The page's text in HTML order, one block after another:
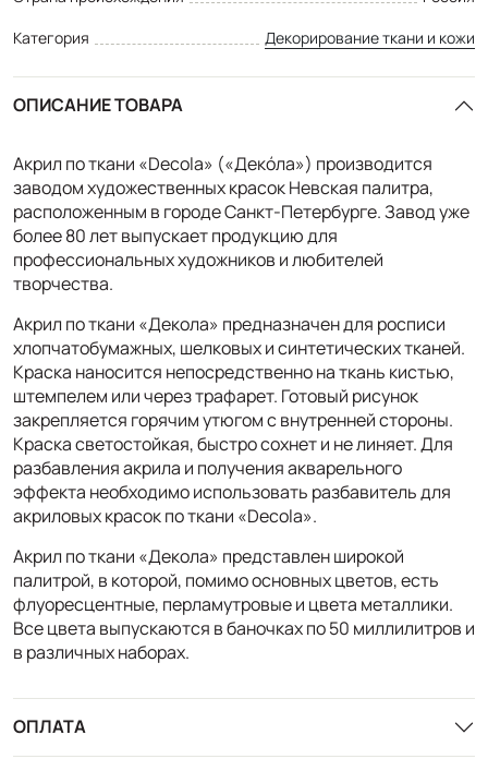
Категория
Декорирование ткани и кожи
ОПИСАНИЕ ТОВАРА
Акрил по ткани «Decola» («Декóла») производится
заводом художественных красок Невская палитра,
расположенным в городе Санкт-Петербурге. Завод уже
более 80 лет выпускает продукцию для
профессиональных художников и любителей
творчества.
Акрил по ткани «Декола» предназначен для росписи
хлопчатобумажных, шелковых и синтетических тканей.
Краска наносится непосредственно на ткань кистью,
штемпелем или через трафарет. Готовый рисунок
закрепляется горячим утюгом с внутренней стороны.
Краска светостойкая, быстро сохнет и не линяет. Для
разбавления акрила и получения акварельного
эффекта необходимо использовать разбавитель для
акриловых красок по ткани «Decola».
Акрил по ткани «Декола» представлен широкой
палитрой, в которой, помимо основных цветов, есть
флуоресцентные, перламутровые и цвета металлики.
Все цвета выпускаются в баночках по 50 миллилитров и
в различных наборах.
ОПЛАТА